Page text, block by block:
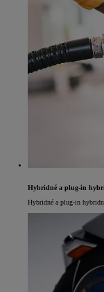
Hybridné a plug-in
Hybridné a plug-in